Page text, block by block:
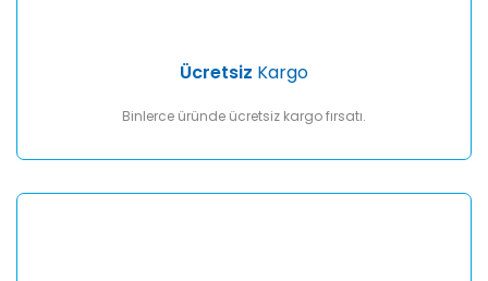
Ücretsiz Kargo
Binlerce üründe ücretsiz kargo fırsatı.